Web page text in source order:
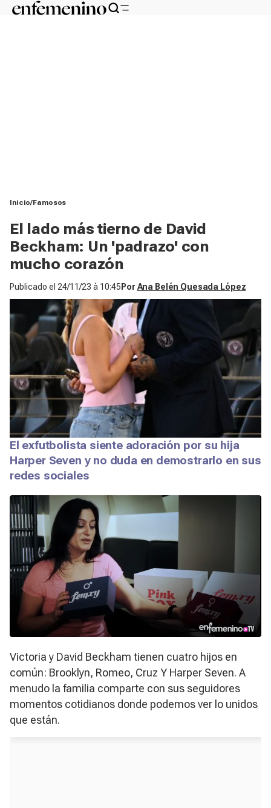
Inicio Famosos
El lado más tierno de David
Beckham: Un 'padrazo' con
mucho corazón
Publicado el 24/11/23 à 10:45 Por Ana Belén Quesada López
El exfutbolista siente adoración por su hija
Harper Seven y no duda en demostrarlo en sus
redes sociales
Victoria y David Beckham tienen cuatro hijos en
común: Brooklyn, Romeo, Cruz Y Harper Seven. A
menudo la familia comparte con sus seguidores
momentos cotidianos donde podemos ver lo unidos
que están.